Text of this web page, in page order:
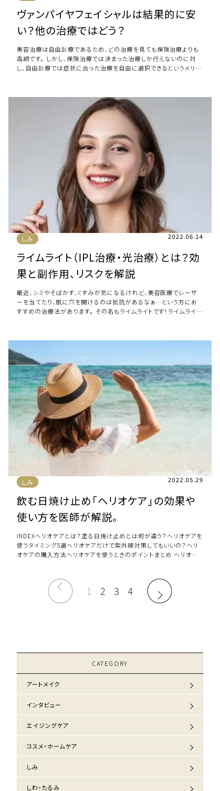
ヴァンパイヤフェイシャルは結果的に安
い？他の治療ではどう？
美容治療は自由診療であるため、どの治療を見ても保険治療よりも
高額です。 しかし、保険治療では決まった治療しか行えないのに対
し、自由診療では症状に合った治療を自由に選択できるというメリッ
しみ 2022.06.14
ライムライト（IPL治療・光治療）とは？効
果と副作用、リスクを解説
最近、シミやそばかす、くすみが気になるけれど、美容医療でレーザ
ーを当てたり、肌に穴を開けるのは抵抗があるなぁ…という方にお
すすめの治療法があります。 その名もライムライトです！ライムライト
しみ 2022.05.29
飲む日焼け止め「ヘリオケア」の効果や
使い方を医師が解説。
INDEXヘリオケアとは？塗る日焼け止めとは何が違う？ヘリオケアを
使うタイミング5選ヘリオケアだけで紫外線対策してもいいの？ヘリ
オケアの購入方法ヘリオケアを使うときのポイントまとめ ヘリオケ
1 2 3 4
CATEGORY
アートメイク
インタビュー
エイジングケア
コスメ・ホームケア
しみ
しわ・たるみ